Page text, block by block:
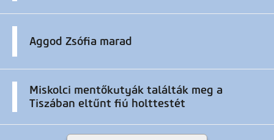
Aggod Zsófia marad
Miskolci mentőkutyák találták meg a
Tiszában eltűnt fiú holttestét